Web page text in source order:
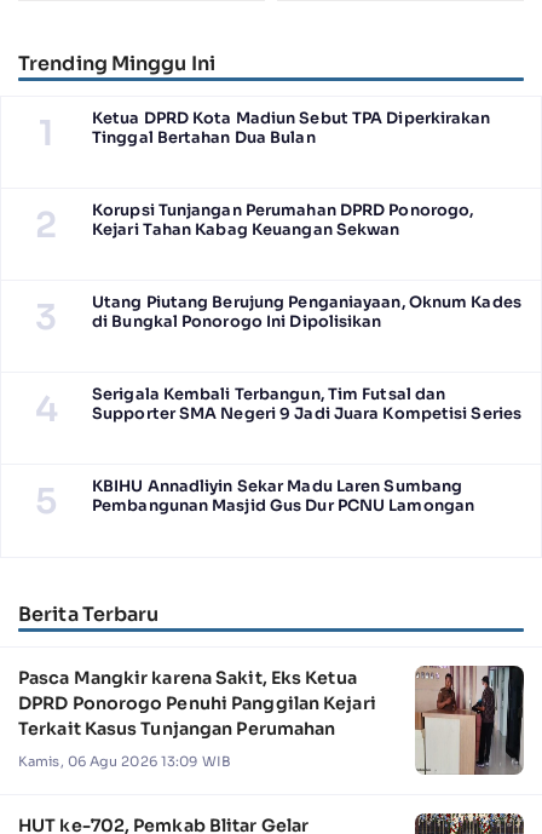
Trending Minggu Ini
1
Ketua DPRD Kota Madiun Sebut TPA Diperkirakan
Tinggal Bertahan Dua Bulan
2
Korupsi Tunjangan Perumahan DPRD Ponorogo,
Kejari Tahan Kabag Keuangan Sekwan
3
Utang Piutang Berujung Penganiayaan, Oknum Kades
di Bungkal Ponorogo Ini Dipolisikan
4
Serigala Kembali Terbangun, Tim Futsal dan
Supporter SMA Negeri 9 Jadi Juara Kompetisi Series
5
KBIHU Annadliyin Sekar Madu Laren Sumbang
Pembangunan Masjid Gus Dur PCNU Lamongan
Berita Terbaru
Pasca Mangkir karena Sakit, Eks Ketua
DPRD Ponorogo Penuhi Panggilan Kejari
Terkait Kasus Tunjangan Perumahan
Kamis, 06 Agu 2026 13:09 WIB
HUT ke-702, Pemkab Blitar Gelar